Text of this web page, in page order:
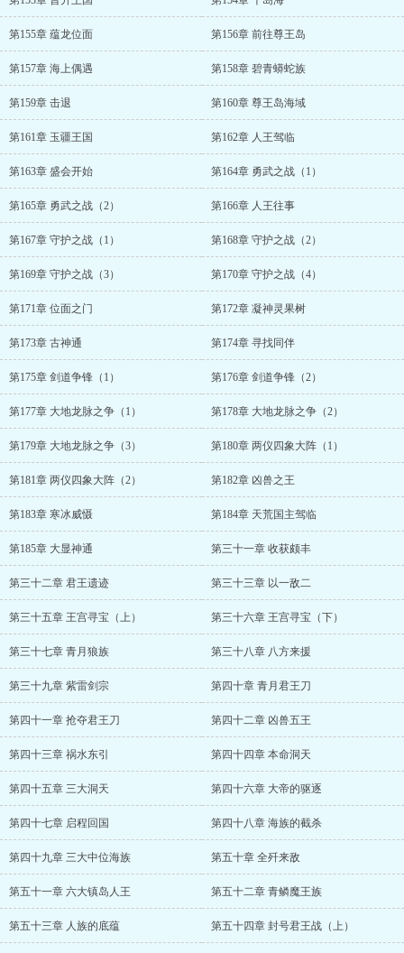
第155章 蕴龙位面 第156章 前往尊王岛
第157章 海上偶遇 第158章 碧青蟒蛇族
第159章 击退 第160章 尊王岛海域
第161章 玉疆王国 第162章 人王驾临
第163章 盛会开始 第164章 勇武之战（1）
第165章 勇武之战（2） 第166章 人王往事
第167章 守护之战（1） 第168章 守护之战（2）
第169章 守护之战（3） 第170章 守护之战（4）
第171章 位面之门 第172章 凝神灵果树
第173章 古神通 第174章 寻找同伴
第175章 剑道争锋（1） 第176章 剑道争锋（2）
第177章 大地龙脉之争（1） 第178章 大地龙脉之争（2）
第179章 大地龙脉之争（3） 第180章 两仪四象大阵（1）
第181章 两仪四象大阵（2） 第182章 凶兽之王
第183章 寒冰威慑 第184章 天荒国主驾临
第185章 大显神通 第三十一章 收获颇丰
第三十二章 君王遗迹 第三十三章 以一敌二
第三十五章 王宫寻宝（上） 第三十六章 王宫寻宝（下）
第三十七章 青月狼族 第三十八章 八方来援
第三十九章 紫雷剑宗 第四十章 青月君王刀
第四十一章 抢夺君王刀 第四十二章 凶兽五王
第四十三章 祸水东引 第四十四章 本命洞天
第四十五章 三大洞天 第四十六章 大帝的驱逐
第四十七章 启程回国 第四十八章 海族的截杀
第四十九章 三大中位海族 第五十章 全歼来敌
第五十一章 六大镇岛人王 第五十二章 青鳞魔王族
第五十三章 人族的底蕴 第五十四章 封号君王战（上）